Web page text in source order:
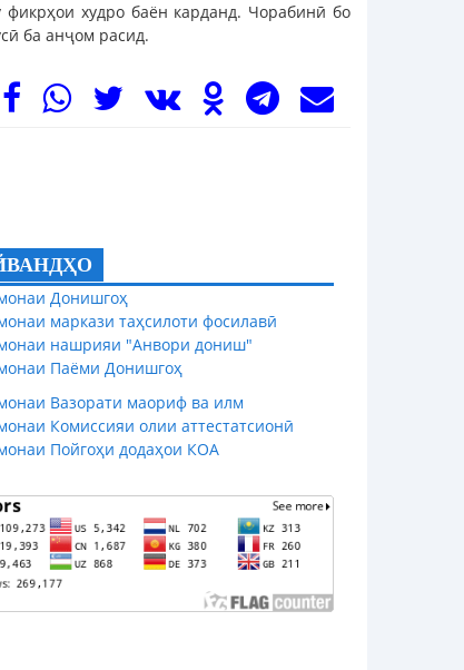
худро баён карданд. Чорабинӣ бо
ба анҷом расид.
Донишгоҳ
маркази таҳсилоти фосилавӣ
нашрияи "Анвори дониш"
Паёми Донишгоҳ
Вазорати маориф ва илм
Комиссияи олии аттестатсионӣ
Пойгоҳи додаҳои КОА